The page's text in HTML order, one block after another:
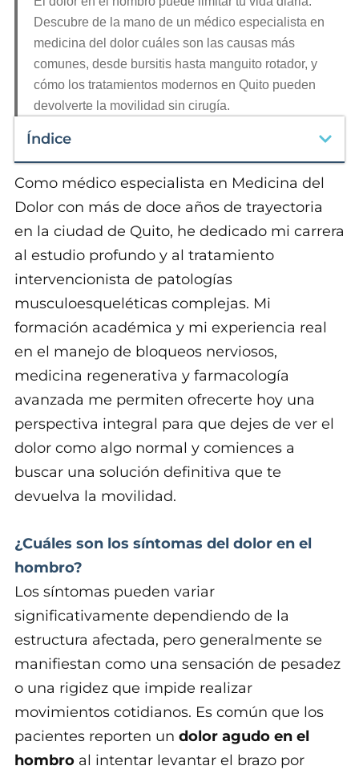
Descubre de la mano de un médico especialista en
medicina del dolor cuáles son las causas más
comunes, desde bursitis hasta manguito rotador, y
cómo los tratamientos modernos en Quito pueden
devolverte la movilidad sin cirugía.
Índice
Como médico especialista en Medicina del
Dolor con más de doce años de trayectoria
en la ciudad de Quito, he dedicado mi carrera
al estudio profundo y al tratamiento
intervencionista de patologías
musculoesqueléticas complejas. Mi
formación académica y mi experiencia real
en el manejo de bloqueos nerviosos,
medicina regenerativa y farmacología
avanzada me permiten ofrecerte hoy una
perspectiva integral para que dejes de ver el
dolor como algo normal y comiences a
buscar una solución definitiva que te
devuelva la movilidad.
¿Cuáles son los síntomas del dolor en el
hombro?
Los síntomas pueden variar
significativamente dependiendo de la
estructura afectada, pero generalmente se
manifiestan como una sensación de pesadez
o una rigidez que impide realizar
movimientos cotidianos. Es común que los
pacientes reporten un dolor agudo en el
hombro al intentar levantar el brazo por